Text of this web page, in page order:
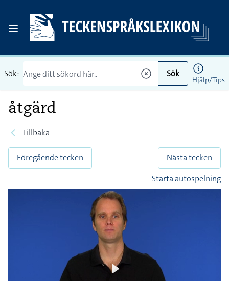
Sök: Sök
Hjälp/Tips
åtgärd
Tillbaka
Föregående tecken
Nästa tecken
Starta autospelning